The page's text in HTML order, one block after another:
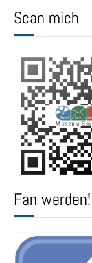
Scan mich
Fan werden!